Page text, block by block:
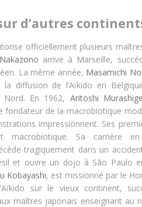
d’autres
officiellement plusieurs
arrive à Marseille,
La même année, Masamichi
diffusion de l’Aïkido en
En 1962, Aritoshi Murashige
fondateur de la macrobiotique
impressionnent. Ses
macrobiotique. Sa carrière
tragiquement dans un
et ouvre un dojo à São Paulo
Kobayashi, est missionné par le
sur le vieux continent,
maîtres japonais enseignant au